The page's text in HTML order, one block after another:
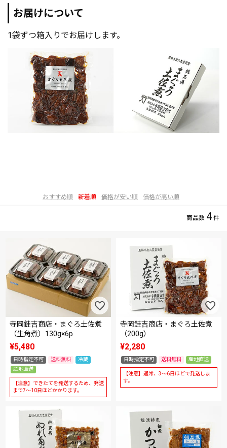
お届けについて
1袋ずつ箱入りでお届けします。
おすすめ順 新着順 価格が安い順 価格が高い順
4
寺岡銈吉商店・まぐろ土佐煮
（生角煮）130g×6p
¥5,480
日時指定不可 送料無料
冷蔵
産地直送
【注意】できたてを発送するため、発送
まで7～10日ほどかかります。
寺岡銈吉商店・まぐろ土佐煮
（200g）
¥2,280
日時指定不可 送料無料 産地直送
【注意】通常、3～6日ほどで発送しま
す。